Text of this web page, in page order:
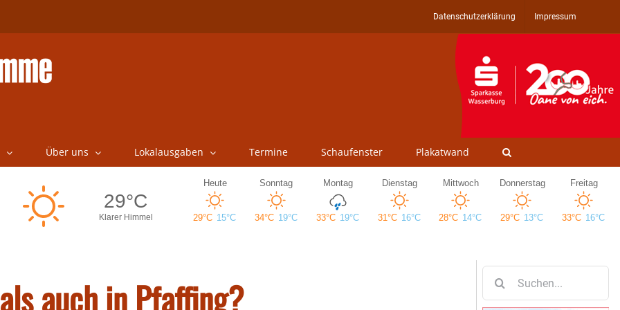
Datenschutzerklärung Impressum
Über uns Lokalausgaben Termine Schaufenster Plakatwand
auch in Pfaffing?
nach: